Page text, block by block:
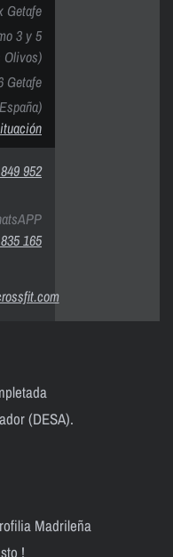
Getafe
3 y 5
Olivos)
Getafe
952
165
(DESA).
Madrileña
!